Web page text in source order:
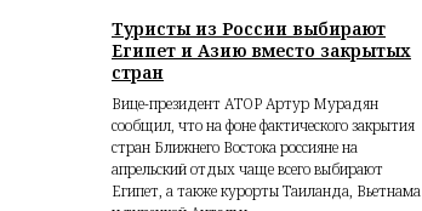
Туристы из России выбирают
Египет и Азию вместо закрытых
стран
Вице-президент АТОР Артур Мурадян
сообщил, что на фоне фактического закрытия
стран Ближнего Востока россияне на
апрельский отдых чаще всего выбирают
Египет, а также курорты Таиланда, Вьетнама